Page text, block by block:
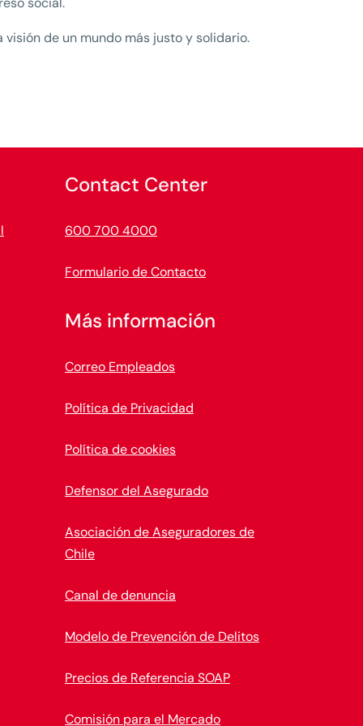
de un mundo más justo y solidario.
Contact Center
600 700 4000
Formulario de Contacto
Más información
Correo Empleados
Política de Privacidad
Política de cookies
Defensor del Asegurado
Asociación de Aseguradores de
Chile
Canal de denuncia
Modelo de Prevención de Delitos
Precios de Referencia SOAP
Comisión para el Mercado